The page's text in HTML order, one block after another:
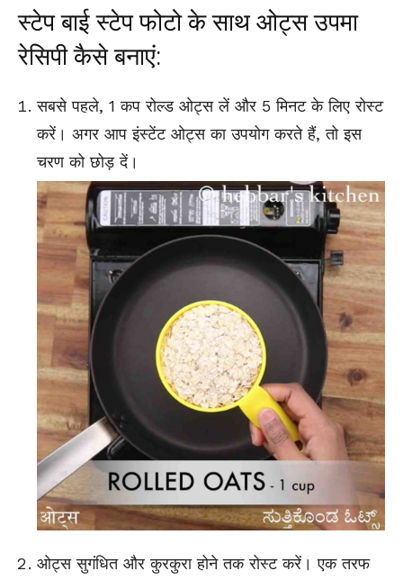
स्टेप बाई स्टेप फोटो के साथ ओट्स उपमा
रेसिपी कैसे बनाएं:
सबसे पहले, 1 कप रोल्ड ओट्स लें और 5 मिनट के लिए रोस्ट
करें। अगर आपइंस्टेंटओट्स का उपयोग करते हैं, तो इस
चरण को छोड़ दें।
ओट्स सुगंधित और कुरकुरा होने तक रोस्ट करें। एक तरफ